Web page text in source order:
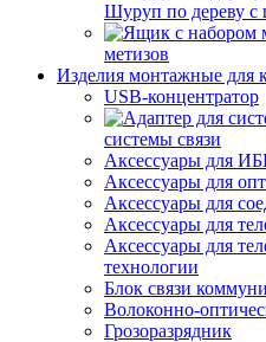
Шуруп по дереву с
метизов
Изделия монтажные для
USB-концентратор
системы связи
Аксессуары для
Аксессуары для
Аксессуары для
Аксессуары для
Аксессуары для
технологии
Блок связи
Волоконно-
Грозоразрядник